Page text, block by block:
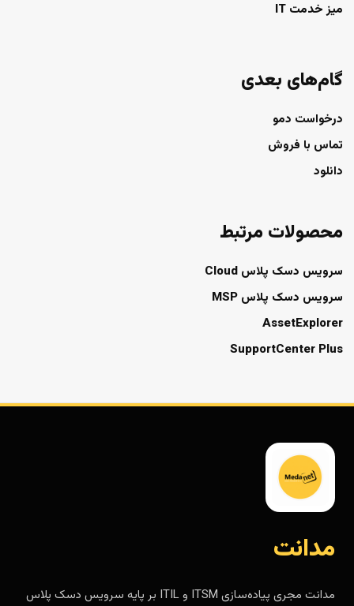
میز خدمت IT
گام‌های بعدی
درخواست دمو
تماس با فروش
دانلود
محصولات مرتبط
سرویس دسک پلاس Cloud
سرویس دسک پلاس MSP
AssetExplorer
SupportCenter Plus
مدانت
مدانت مجری پیاده‌سازی ITSM و ITIL بر پایه سرویس دسک پلاس